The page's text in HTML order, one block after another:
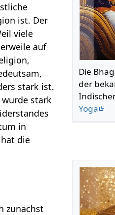
Die
der
Yoga
ist. Der
viele
auf
stark ist.
wurde stark
in
die
zunächst